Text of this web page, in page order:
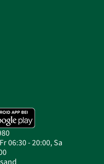
06:30 - 20:00, Sa